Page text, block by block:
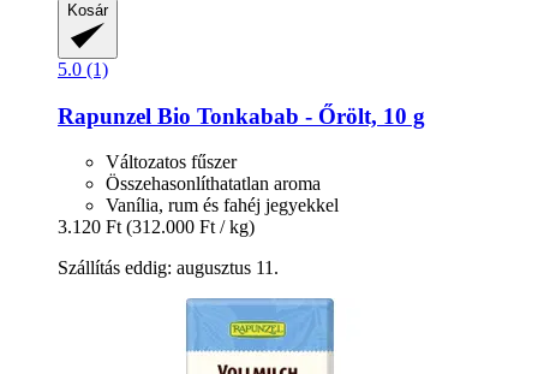
Kosár
5.0 (1)
Rapunzel Bio Tonkabab -​ Őrölt, 10 g
Változatos fűszer
Összehasonlíthatatlan aroma
Vanília, rum és fahéj jegyekkel
3.120 Ft (312.000 Ft / kg)
Szállítás eddig: augusztus 11.